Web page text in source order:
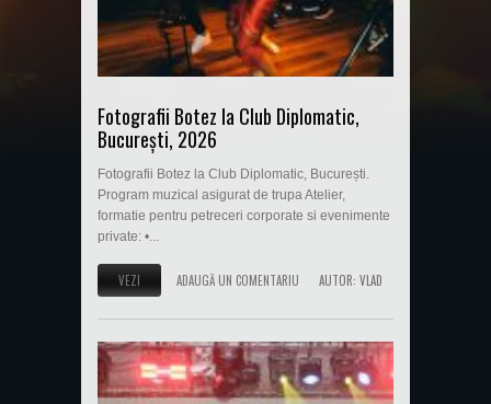
Fotografii Botez la Club Diplomatic,
București, 2026
Fotografii Botez la Club Diplomatic, București.
Program muzical asigurat de trupa Atelier,
formatie pentru petreceri corporate si evenimente
private: •...
VEZI ADAUGĂ UN COMENTARIU AUTOR: VLAD